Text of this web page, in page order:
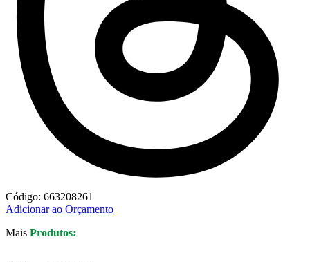
Código: 663208261
Adicionar ao Orçamento
Mais Produtos: